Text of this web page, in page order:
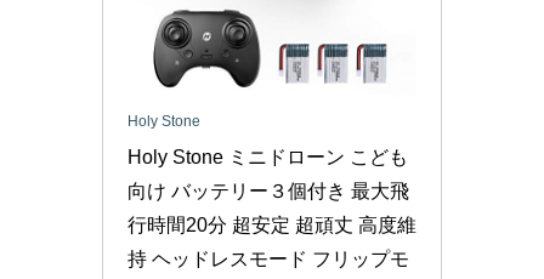
Holy Stone
Holy Stone ミニドローン こども
向け バッテリー３個付き 最大飛
行時間20分 超安定 超頑丈 高度維
持 ヘッドレスモード フリップモ